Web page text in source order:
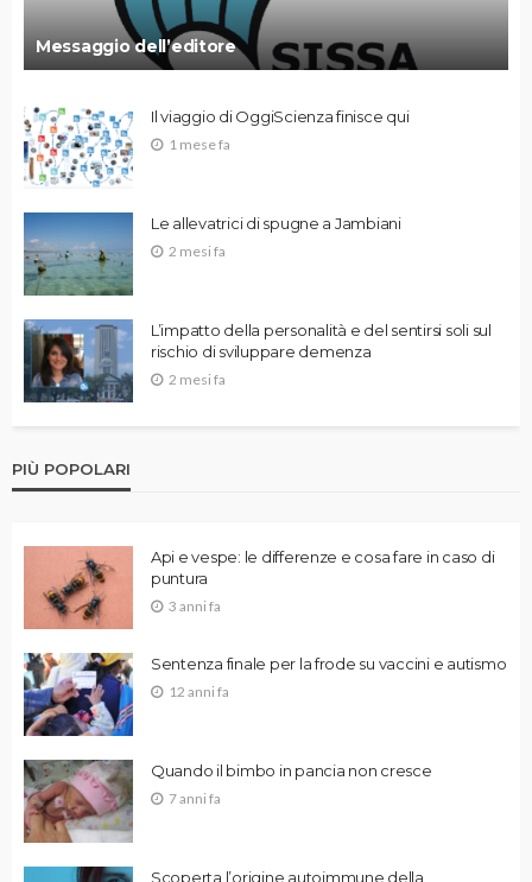
Messaggio dell’editore
Il viaggio di OggiScienza finisce qui
1 mese fa
Le allevatrici di spugne a Jambiani
2 mesi fa
L’impatto della personalità e del sentirsi soli sul
rischio di sviluppare demenza
2 mesi fa
PIÙ POPOLARI
Api e vespe: le differenze e cosa fare in caso di
puntura
3 anni fa
Sentenza finale per la frode su vaccini e autismo
12 anni fa
Quando il bimbo in pancia non cresce
7 anni fa
Scoperta l’origine autoimmune della